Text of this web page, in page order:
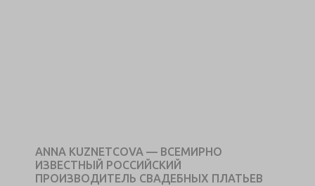
ANNA KUZNETCOVA — ВСЕМИРНО
ИЗВЕСТНЫЙ РОССИЙСКИЙ
ПРОИЗВОДИТЕЛЬ СВАДЕБНЫХ ПЛАТЬЕВ